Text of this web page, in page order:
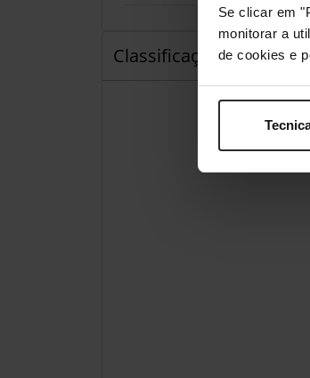
Se clicar em
monitorar a
de cookies e
Classificações